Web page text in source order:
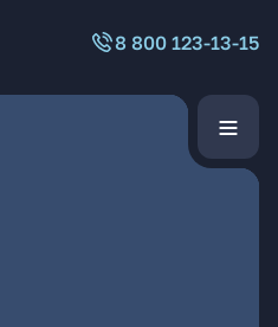
8 800 123-13-15